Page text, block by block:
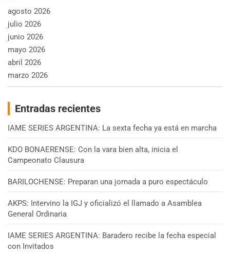
agosto 2026
julio 2026
junio 2026
mayo 2026
abril 2026
marzo 2026
Entradas recientes
IAME SERIES ARGENTINA: La sexta fecha ya está en marcha
KDO BONAERENSE: Con la vara bien alta, inicia el
Campeonato Clausura
BARILOCHENSE: Preparan una jornada a puro espectáculo
AKPS: Intervino la IGJ y oficializó el llamado a Asamblea
General Ordinaria
IAME SERIES ARGENTINA: Baradero recibe la fecha especial
con Invitados